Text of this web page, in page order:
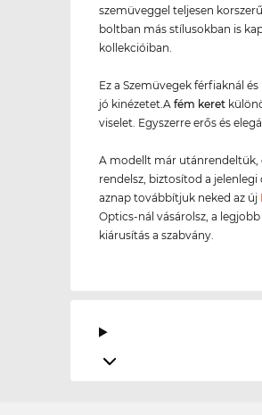
szemüveggel teljesen
boltban más stílusokban is
kollekcióiban.
Ez a Szemüvegek férfiaknál
jó kinézetet.Afém keret
viselet. Egyszerre erős és
A modellt már utánrendeltük,
rendelsz, biztosítod a
aznap továbbítjuk neked az új
Optics-nál vásárolsz, a
kiárusítás a szabvány.